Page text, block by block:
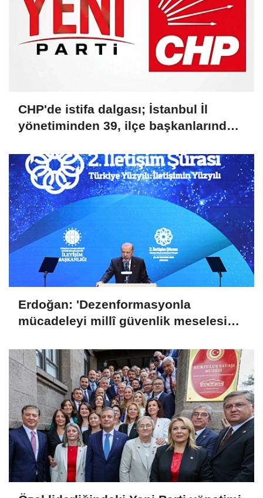
CHP'de istifa dalgası; İstanbul İl
yönetiminden 39, ilçe başkanlarından
Erdoğan: 'Dezenformasyonla
mücadeleyi millî güvenlik meselesi